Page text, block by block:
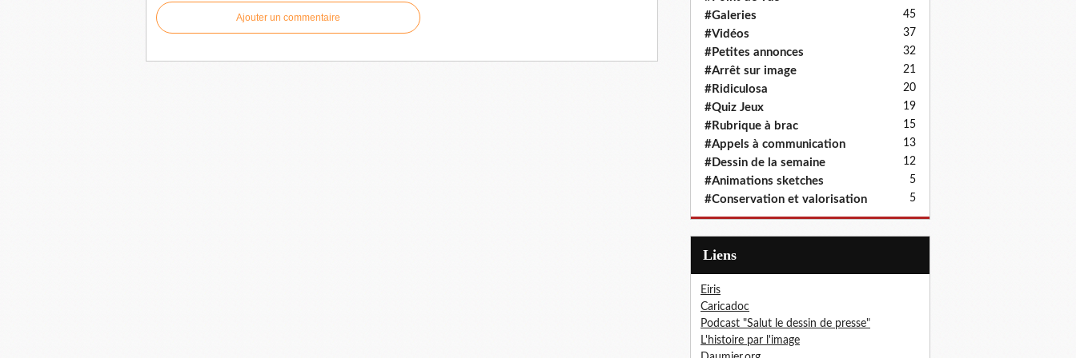
Ajouter un commentaire #Galeries 45
#Vidéos 37
#Petites annonces 32
#Arrêt sur image 21
#Ridiculosa 20
#Quiz Jeux 19
#Rubrique à brac 15
#Appels à communication 13
#Dessin de la semaine 12
#Animations sketches 5
#Conservation et valorisation 5
Liens
Eiris
Caricadoc
Podcast "Salut le dessin de presse"
L'histoire par l'image